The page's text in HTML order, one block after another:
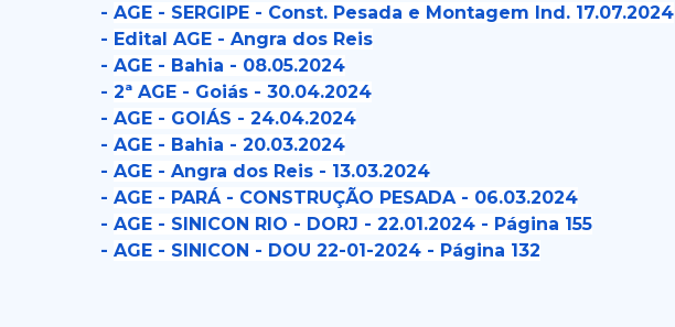
-AGE - SERGIPE - Const. Pesada e Montagem Ind. 17.07.2024
- Edital AGE - Angra dos Reis
-AGE - Bahia - 08.05.2024
-2ª AGE - Goiás - 30.04.2024
-AGE - GOIÁS - 24.04.2024
-AGE - Bahia - 20.03.2024
-AGE - Angra dos Reis - 13.03.2024
-AGE - PARÁ - CONSTRUÇÃO PESADA - 06.03.2024
-AGE - SINICON RIO - DORJ - 22.01.2024 - Página 155
-AGE - SINICON - DOU 22-01-2024 - Página 132